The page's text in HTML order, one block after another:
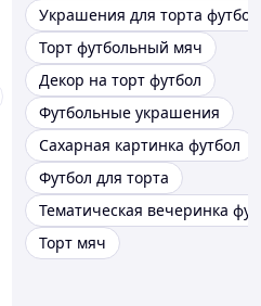
Украшения для торта футбол
Торт футбольный мяч
Декор на торт футбол
Футбольные украшения
Сахарная картинка футбол
Футбол для торта
Тематическая вечеринка
Торт мяч